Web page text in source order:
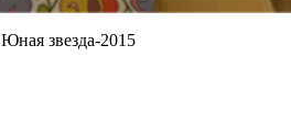
Юная звезда-2015